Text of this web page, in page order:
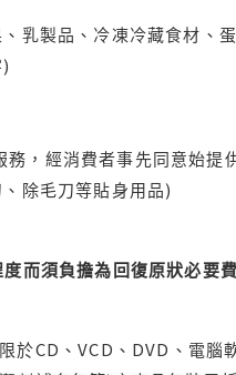
乳製品、冷凍冷藏食材、
，經消費者事先同意始提
除毛刀等貼身用品)
而須負擔為回復原狀必要
CD、VCD、DVD、電腦